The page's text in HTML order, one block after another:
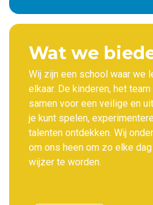
Wat we
Wij zijn een school waar we
elkaar. De kinderen, het
samen voor een veilige en
je kunt spelen,
talenten ontdekken. Wij
om ons heen om zo elke
wijzer te worden.